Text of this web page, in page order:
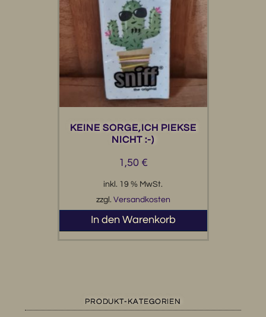
KEINE SORGE,ICH PIEKSE
NICHT :-)
1,50 €
inkl. 19 % MwSt.
zzgl. Versandkosten
In den Warenkorb
PRODUKT-KATEGORIEN